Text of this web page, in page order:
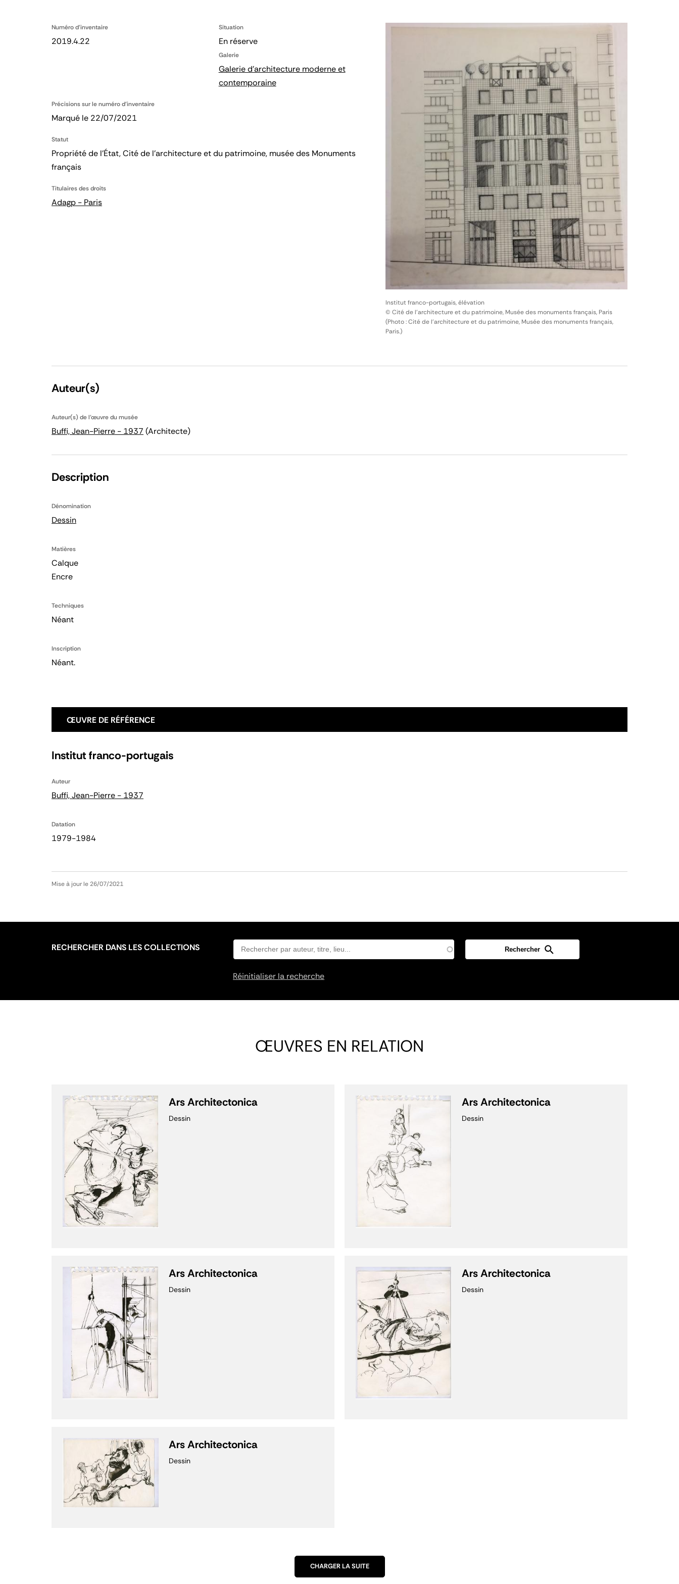
Numéro d'inventaire
2019.4.22
Situation
En réserve
Galerie
Galerie d'architecture moderne et
contemporaine
Précisions sur le numéro d'inventaire
Marqué le 22/07/2021
Statut
Propriété de l’État, Cité de l’architecture et du patrimoine, musée des Monuments
français
Titulaires des droits
Adagp - Paris
Institut franco-portugais, élévation
© Cité de l'architecture et du patrimoine, Musée des monuments français, Paris
(Photo : Cité de l'architecture et du patrimoine, Musée des monuments français,
Paris.)
Auteur(s)
Auteur(s) de l'œuvre du musée
Buffi, Jean-Pierre - 1937 (Architecte)
Description
Dénomination
Dessin
Matières
Calque
Encre
Techniques
Néant
Inscription
Néant.
ŒUVRE DE RÉFÉRENCE
Institut franco-portugais
Auteur
Buffi, Jean-Pierre - 1937
Datation
1979-1984
Mise à jour le 26/07/2021
RECHERCHER DANS LES COLLECTIONS
Réinitialiser la recherche
ŒUVRES EN RELATION
Ars Architectonica
Dessin
Ars Architectonica
Dessin
Ars Architectonica
Dessin
Ars Architectonica
Dessin
Ars Architectonica
Dessin
CHARGER LA SUITE